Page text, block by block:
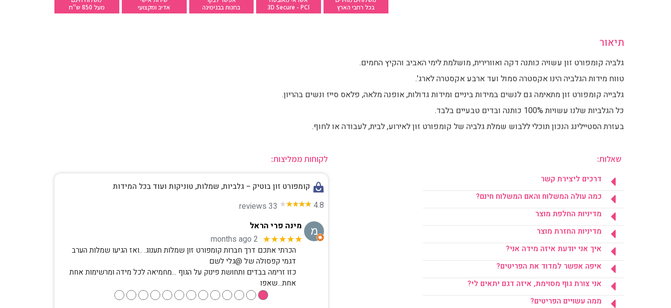
בכל רחבי הארץ
3D Secure - PCI
בחנות בבנימינה
אדיב ומקצועי
מעל 850 ש"ח
תיאור
גלביה קומפורט זון עשויה כותנה דקה ואוורירית, מושלמת לימי האביב והקיץ החמים.
טווח מידות הגלביה הינו אקסטרה סמול ועד ארבע אקסטרה לארג'.
גלבייה קומפורט זון מתאימה גם לנשים במידות ביניים ומידות גדולות, אופנה מלאה, פלאס סייז ונשים בהריון.
כל הגלביות שלנו עשויות 100% כותנה ובדים טבעיים בלבד.
בעזרת הסטיילינג הנכון תוכלי ללבוש שמלת גלביה של קומפורט זון לאירוע, לבית, לעבודה או לחוף.
שאלות:
דרכים ליצירת קשר
כמה עולה המשלוח והאם המשלוח חינם?
מדיניות החלפת מוצר
מדיניות החזרת מוצר
איך אני יודעת איזה מידה אני?
איפה אפשר למדוד את הפריטים?
אני צורת גוף מסוימת, איזה דגם יתאים לי?
ממה עשויים הפריטים?
לקוחות ממליצות:
קומפורט זון בוטיק – גלביות, שמלות, טוניקות ועוד בכל המידות
4.8
33 reviews
מינה פרי הראל
★★★★★
2 months ago
הכרתי אתכם דרך חברות קומפורט זון שמלות תענוג. ..ואז הגיעו שמלות הערב
דגמי קפסולה של @גלי לשם
כזו זרימה בבדים ותחושת פינוק על הגוף …מחמיאה לכל מידה ומרשימות אחת
אחת…שאפו
●
●
●
●
●
●
●
●
●
●
●
●
●
משלוח חינם ברכישה מעל 850 ש"ח